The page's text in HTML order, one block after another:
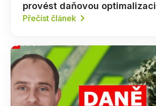
provést daňovou optimalizaci
Přečíst článek